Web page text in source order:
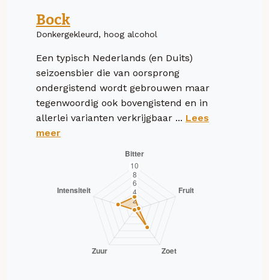
Bock
Donkergekleurd, hoog alcohol
Een typisch Nederlands (en Duits)
seizoensbier die van oorsprong
ondergistend wordt gebrouwen maar
tegenwoordig ook bovengistend en in
allerlei varianten verkrijgbaar ... Lees
meer